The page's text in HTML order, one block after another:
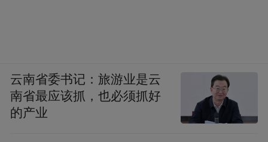
云南省委书记：旅游业是云
南省最应该抓，也必须抓好
的产业